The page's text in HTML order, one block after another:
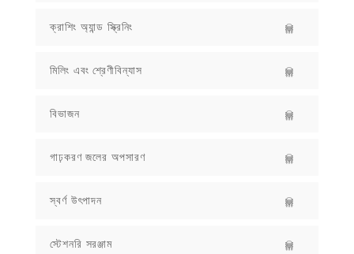
ক্রাশিং অ্যান্ড স্ক্রিনিং
মিলিং এবং শ্রেণীবিন্যাস
বিভাজন
গাঢ়করণ জলের অপসারণ
স্বর্ণ উৎপাদন
স্টেশনরি সরঞ্জাম